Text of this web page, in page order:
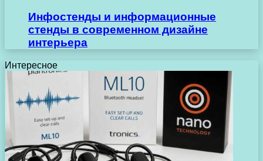
Инфостенды и информационные
стенды в современном дизайне
интерьера
Интересное